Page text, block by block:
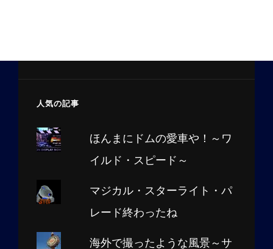
人気の記事
ほんまにドムの愛車や！～ワ
イルド・スピード～
マジカル・スターライト・パ
レード終わったね
海外で撮ったような風景～サ